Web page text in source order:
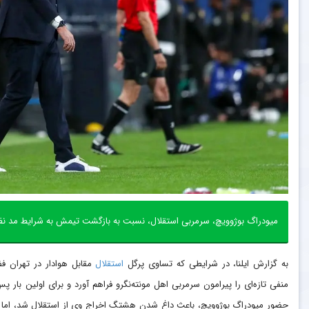
میودراگ بوژوویچ، سرمربی استقلال، نسبت به بازگشت تیمش به شرایط مد
به گزارش ایلنا، در شرایطی که تساوی پرگل استقلال مقابل هوادار در تهران
منفی تازه‌ای را پیرامون سرمربی اهل مونته‌نگرو فراهم آورد و برای اولین بار
حضور میودراگ بوژوویچ، باعث داغ شدن هشتگ اخراج وی از استقلال شد،